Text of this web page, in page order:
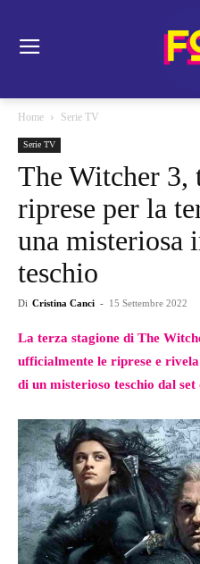
Home Serie TV
Serie TV
The Witcher 3,
riprese per la
una misteriosa
teschio
Di Cristina Canci - 15 Settembre 2022
La terza stagione di The
ufficialmente le riprese e
di un misterioso teschio dal set